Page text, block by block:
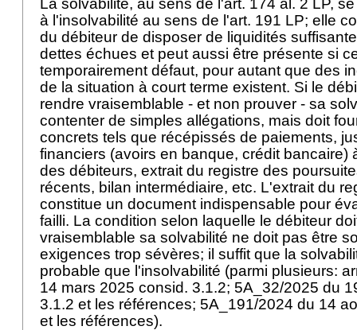
La solvabilité, au sens de l'art. 174 al. 2 LP,
à l'insolvabilité au sens de l'art. 191 LP; elle
du débiteur de disposer de liquidités
dettes échues et peut aussi être présente si
temporairement défaut, pour autant que des
de la situation à court terme existent. Si le
rendre vraisemblable - et non prouver - sa
contenter de simples allégations, mais doit
concrets tels que récépissés de paiements,
financiers (avoirs en banque, crédit bancaire)
des débiteurs, extrait du registre des
récents, bilan intermédiaire, etc. L'extrait du
constitue un document indispensable pour
failli. La condition selon laquelle le débiteur
vraisemblable sa solvabilité ne doit pas être
exigences trop sévères; il suffit que la
probable que l'insolvabilité (parmi plusieurs:
14 mars 2025 consid. 3.1.2; 5A_32/2025 du
3.1.2 et les références; 5A_191/2024 du 14
et les références).